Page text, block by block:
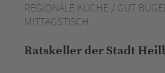
REGIONALE KÜCHE / GUT
MITTAGSTISCH
Ratskeller der Stadt